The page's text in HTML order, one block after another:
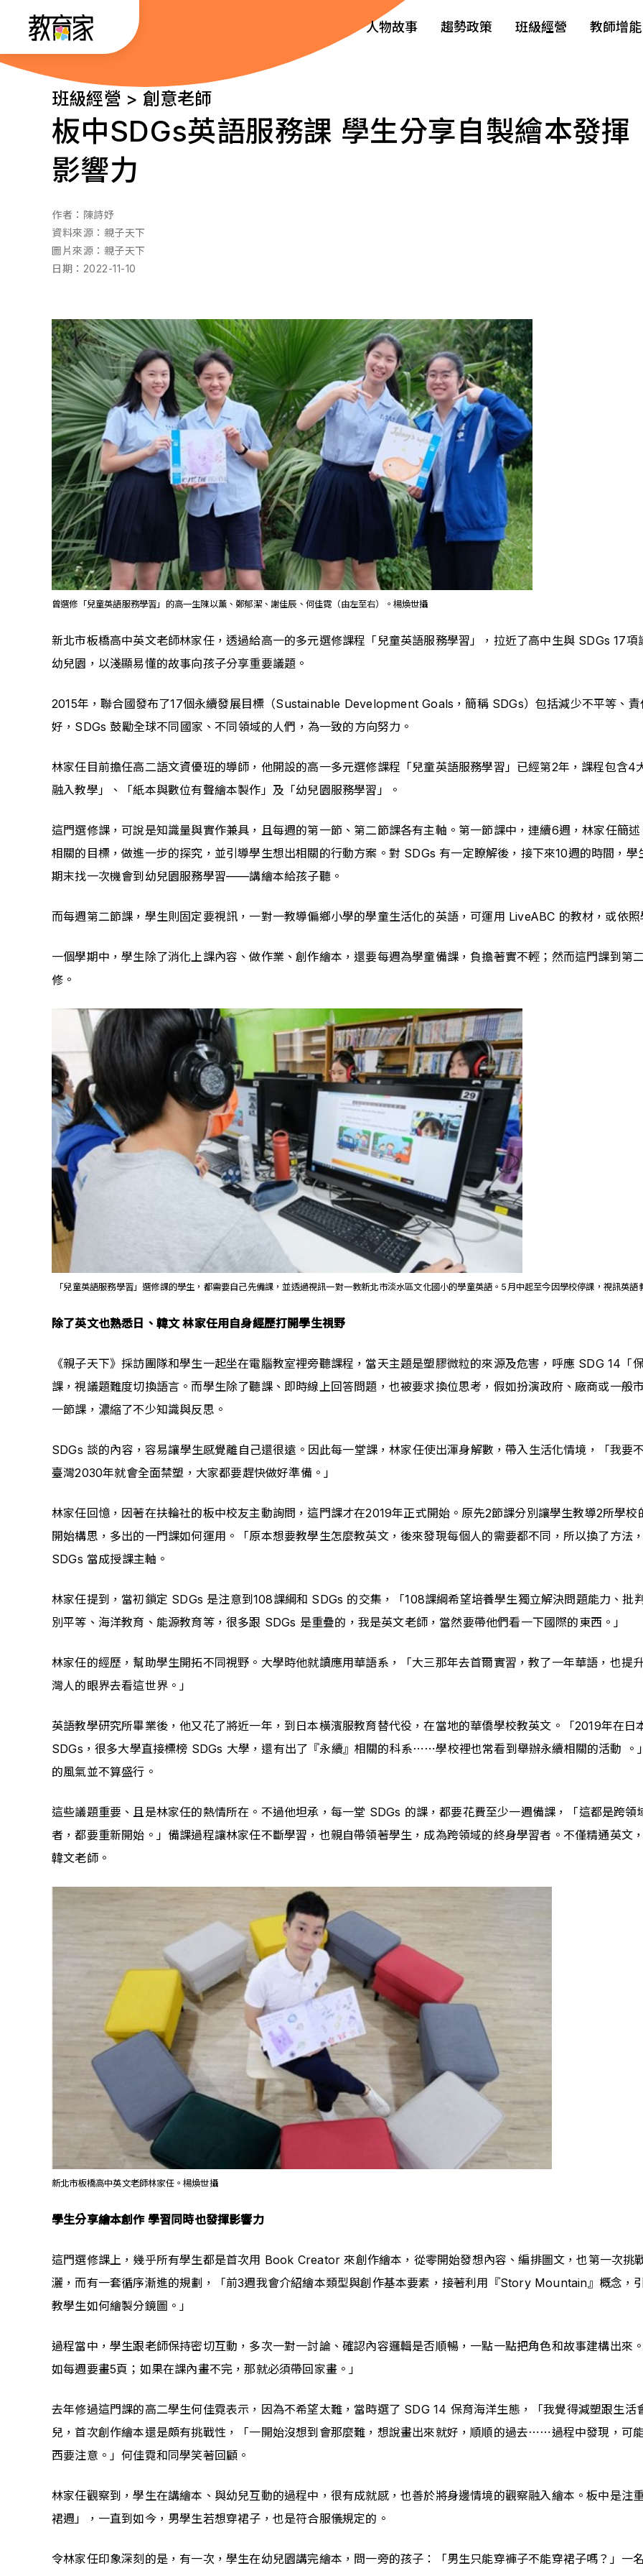
主
人物故事 趨勢政策 班級經營 教師增能
班級經營 > 創意老師
板中SDGs英語服務課 學生分享自製繪本發揮
影響力
作者： 陳詩妤
資料來源： 親子天下
圖片來源： 親子天下
日期： 2022-11-10
曾選修「兒童英語服務學習」的高一生陳以薰、鄭郁潔、謝佳辰、何佳霓（由左至右）。楊煥世攝
新北市板橋高中英文老師林家任，透過給高一的多元選修課程「兒童英語服務學習」，拉近了高中生與 SDGs 17
幼兒園，以淺顯易懂的故事向孩子分享重要議題。
2015年，聯合國發布了17個永續發展目標（Sustainable Development Goals，簡稱 SDGs）包括減少不平等、
好，SDGs 鼓勵全球不同國家、不同領域的人們，為一致的方向努力。
林家任目前擔任高二語文資優班的導師，他開設的高一多元選修課程「兒童英語服務學習」已經第2年，課程包含
融入教學」、「紙本與數位有聲繪本製作」及「幼兒園服務學習」。
這門選修課，可說是知識量與實作兼具，且每週的第一節、第二節課各有主軸。第一節課中，連續6週，林家任簡
相關的目標，做進一步的探究，並引導學生想出相關的行動方案。對 SDGs 有一定瞭解後，接下來10週的時間，
期末找一次機會到幼兒園服務學習——講繪本給孩子聽。
而每週第二節課，學生則固定要視訊，一對一教導偏鄉小學的學童生活化的英語，可運用 LiveABC 的教材，或依照
一個學期中，學生除了消化上課內容、做作業、創作繪本，還要每週為學童備課，負擔著實不輕；然而這門課到
修。
「兒童英語服務學習」選修課的學生，都需要自己先備課，並透過視訊一對一教新北市淡水區文化國小的學童英語。5月中起至今因學校停課，視訊英語
除了英文也熟悉日、韓文 林家任用自身經歷打開學生視野
《親子天下》採訪團隊和學生一起坐在電腦教室裡旁聽課程，當天主題是塑膠微粒的來源及危害，呼應 SDG 14「
課，視議題難度切換語言。而學生除了聽課、即時線上回答問題，也被要求換位思考，假如扮演政府、廠商或一般
一節課，濃縮了不少知識與反思。
SDGs 談的內容，容易讓學生感覺離自己還很遠。因此每一堂課，林家任使出渾身解數，帶入生活化情境，「我要
臺灣2030年就會全面禁塑，大家都要趕快做好準備。」
林家任回憶，因著在扶輪社的板中校友主動詢問，這門課才在2019年正式開始。原先2節課分別讓學生教導2所學
開始構思，多出的一門課如何運用。「原本想要教學生怎麼教英文，後來發現每個人的需要都不同，所以換了方法
SDGs 當成授課主軸。
林家任提到，當初鎖定 SDGs 是注意到108課綱和 SDGs 的交集，「108課綱希望培養學生獨立解決問題能力、批
別平等、海洋教育、能源教育等，很多跟 SDGs 是重疊的，我是英文老師，當然要帶他們看一下國際的東西。」
林家任的經歷，幫助學生開拓不同視野。大學時他就讀應用華語系，「大三那年去首爾實習，教了一年華語，也提
灣人的眼界去看這世界。」
英語教學研究所畢業後，他又花了將近一年，到日本橫濱服教育替代役，在當地的華僑學校教英文。「2019年在
SDGs，很多大學直接標榜 SDGs 大學，還有出了『永續』相關的科系⋯⋯學校裡也常看到舉辦永續相關的活動 。
的風氣並不算盛行。
這些議題重要、且是林家任的熱情所在。不過他坦承，每一堂 SDGs 的課，都要花費至少一週備課，「這都是跨
者，都要重新開始。」備課過程讓林家任不斷學習，也親自帶領著學生，成為跨領域的終身學習者。不僅精通英文
韓文老師。
新北市板橋高中英文老師林家任。楊煥世攝
學生分享繪本創作 學習同時也發揮影響力
這門選修課上，幾乎所有學生都是首次用 Book Creator 來創作繪本，從零開始發想內容、編排圖文，也第一次
灑，而有一套循序漸進的規劃，「前3週我會介紹繪本類型與創作基本要素，接著利用『Story Mountain』概念，
教學生如何繪製分鏡圖。」
過程當中，學生跟老師保持密切互動，多次一對一討論、確認內容邏輯是否順暢，一點一點把角色和故事建構出來
如每週要畫5頁；如果在課內畫不完，那就必須帶回家畫。」
去年修過這門課的高二學生何佳霓表示，因為不希望太難，當時選了 SDG 14 保育海洋生態，「我覺得減塑跟生
兒，首次創作繪本還是頗有挑戰性，「一開始沒想到會那麼難，想說畫出來就好，順順的過去⋯⋯過程中發現，可
西要注意。」何佳霓和同學笑著回顧。
林家任觀察到，學生在講繪本、與幼兒互動的過程中，很有成就感，也善於將身邊情境的觀察融入繪本。板中是注
裙週」，一直到如今，男學生若想穿裙子，也是符合服儀規定的。
令林家任印象深刻的是，有一次，學生在幼兒園講完繪本，問一旁的孩子：「男生只能穿褲子不能穿裙子嗎？」一